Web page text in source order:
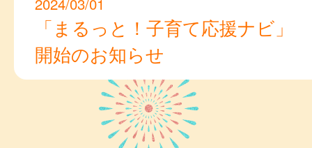
「まるっと！子育て応援ナビ」
開始のお知らせ